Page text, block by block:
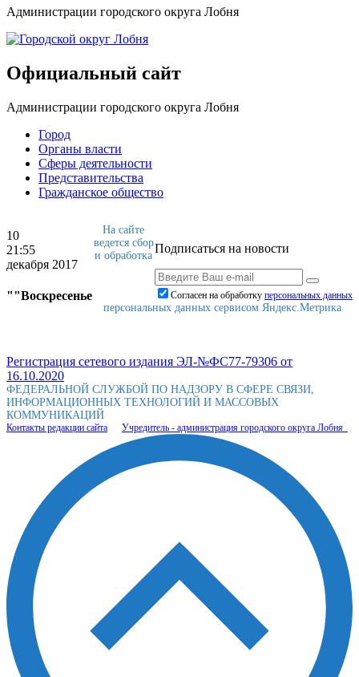
Администрации городского округа Лобня
Официальный сайт
Администрации городского округа Лобня
Город
Органы власти
Сферы деятельности
Представительства
Гражданское общество
10
21:55
декабря 2017
""Воскресенье
Подписаться на новости
Согласен на обработку персональныx данных
На сайте
ведется сбор
и обработка
персональных данных сервисом Яндекс.Метрика
Регистрация сетевого издания ЭЛ-№ФС77-79306 от
16.10.2020
ФЕДЕРАЛЬНОЙ СЛУЖБОЙ ПО НАДЗОРУ В СФЕРЕ СВЯЗИ,
ИНФОРМАЦИОННЫХ ТЕХНОЛОГИЙ И МАССОВЫХ
КОММУНИКАЦИЙ
Контакты редакции сайта Учредитель - администрация городского округа Лобня